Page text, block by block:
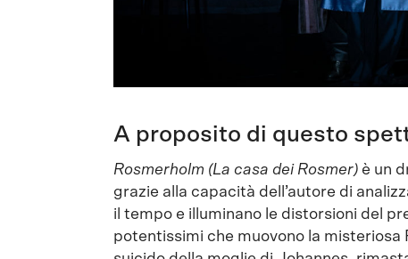
A proposito di questo
Rosmerholm (La casa dei Rosmer) è un
grazie alla capacità dell’autore di
il tempo e illuminano le distorsioni del
potentissimi che muovono la misteriosa